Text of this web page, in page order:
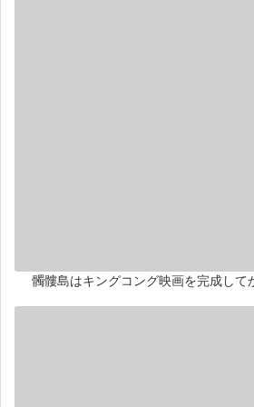
髑髏島はキングコング映画を完成して